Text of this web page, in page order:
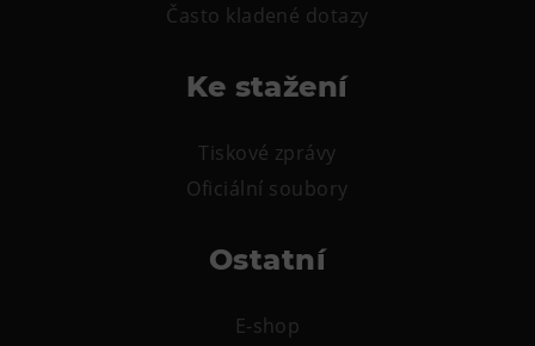
Často kladené dotazy
Ke stažení
Tiskové zprávy
Oficiální soubory
Ostatní
E-shop